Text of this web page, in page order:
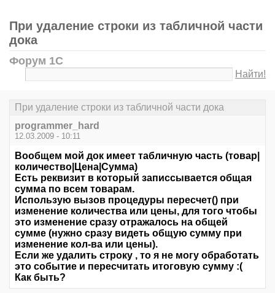
При удаление строки из табличной части
дока
Форум 1С
Найти!
При удаление строки из табличной части дока
programmer_hard
12.03.2009 - 10:11
Вообщем мой док имеет табличную часть (товар|
количество|Цена|Сумма)
Есть реквизит в который записсывается общая
сумма по всем товарам.
Использую вызов процедуры пересчет() при
изменение количества или цены, для того чтобы
это изменение сразу отражалось на общей
сумме (нужно сразу видеть общую сумму при
изменение кол-ва или цены).
Если же удалить строку , то я не могу обработать
это событие и пересчитать итоговую сумму :(
Как быть?